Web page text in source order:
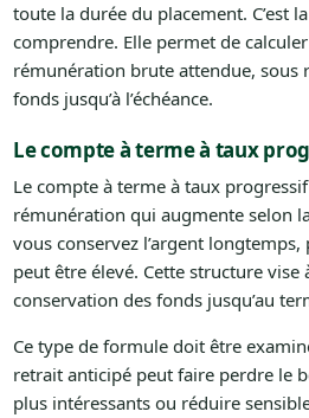
toute la durée du placement. C’est
comprendre. Elle permet de calculer
rémunération brute attendue, sous
fonds jusqu’à l’échéance.
Le compte à terme à taux
Le compte à terme à taux
rémunération qui augmente selon
vous conservez l’argent
peut être élevé. Cette structure vise
conservation des fonds jusqu’au
Ce type de formule doit être
retrait anticipé peut faire perdre le
plus intéressants ou réduire